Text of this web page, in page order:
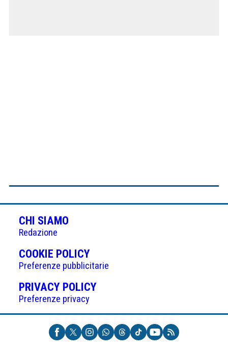
CHI SIAMO
Redazione
COOKIE POLICY(APRE
IN
UNA
NUOVA
Preferenze pubblicitarie
PRIVACY POLICY(APRE
UNA
NUOVA
SCHEDA)
Preferenze privacy